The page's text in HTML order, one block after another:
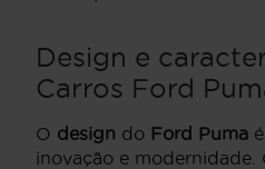
Design e
Carros Ford
O design do Ford Puma
inovação e modernidade.